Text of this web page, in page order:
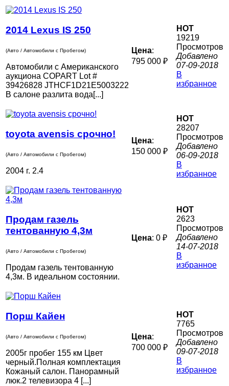
2014 Lexus IS 250
(Авто / Автомобили с Пробегом)
Автомобили с Американского
аукциона COPART Lot #
39426828 JTHCF1D21E5003222
В салоне разлита вода[...]
Цена:
795 000 ₽
HOT
19219
Просмотров
Добавлено
07-09-2018
В
избранное
toyota avensis срочно!
(Авто / Автомобили с Пробегом)
2004 г. 2.4
Цена:
150 000 ₽
HOT
28207
Просмотров
Добавлено
06-09-2018
В
избранное
Продам газель
тентованную 4,3м
(Авто / Автомобили с Пробегом)
Продам газель тентованную
4,3м. В идеальном состоянии.
Цена: 0 ₽
HOT
2623
Просмотров
Добавлено
14-07-2018
В
избранное
Порш Кайен
(Авто / Автомобили с Пробегом)
2005г пробег 155 км Цвет
черный.Полная комплектация
Кожаный салон. Панорамный
люк.2 телевизора 4 [...]
Цена:
700 000 ₽
HOT
7765
Просмотров
Добавлено
09-07-2018
В
избранное